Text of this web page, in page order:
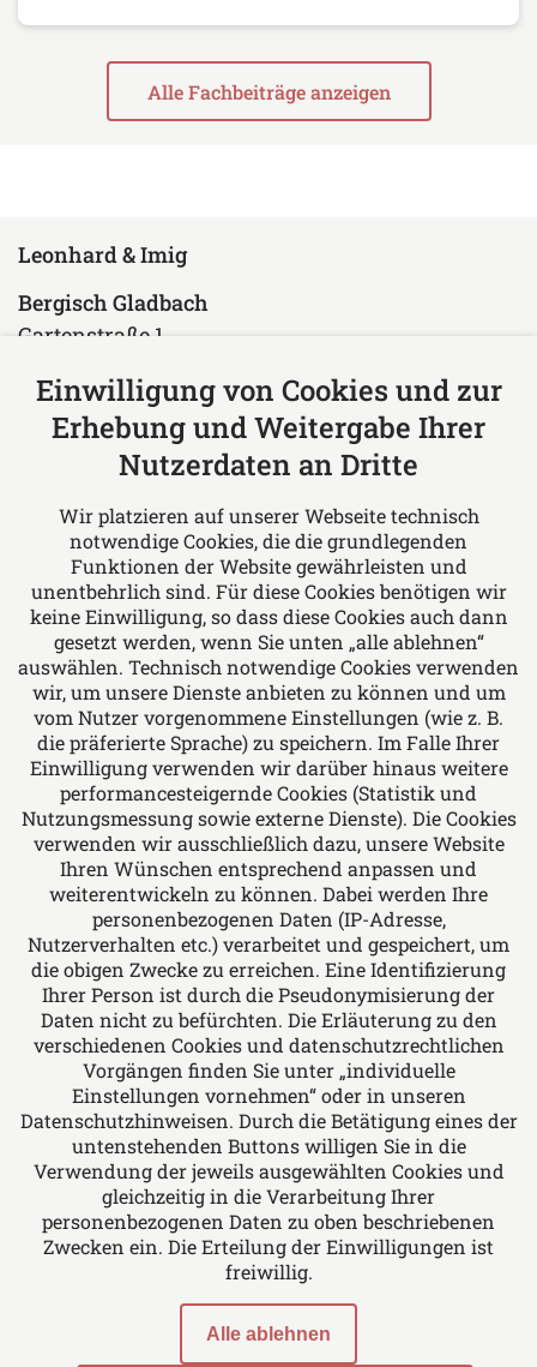
Alle Fachbeiträge anzeigen
Leonhard & Imig
Bergisch Gladbach
Gartenstraße 1
Deutschland
Tel: +49 2204 97610
Fax: +49 2204 976150
Über uns
Leonhard & Imig Rechtsanwälte - Wir bieten
Rechtsberatung in allen Fragen des Arbeits-
und Sozialrechts, Familien- und Erbrechts,
Miet- und Wohnungseigentumsrechts, Bau-
und Architektenrechts, allgemeinen Vertrags-
und Forderungsrechts, Verkehrsrechts und
Medizinrechts.
Folgen Sie uns auf
Das europäische Kanzlei-Netzwerk
Einwilligung von Cookies und zur
Erhebung und Weitergabe Ihrer
Nutzerdaten an Dritte
Wir platzieren auf unserer Webseite technisch
notwendige Cookies, die die grundlegenden
Funktionen der Website gewährleisten und
unentbehrlich sind. Für diese Cookies benötigen wir
keine Einwilligung, so dass diese Cookies auch dann
gesetzt werden, wenn Sie unten „alle ablehnen“
auswählen. Technisch notwendige Cookies verwenden
wir, um unsere Dienste anbieten zu können und um
vom Nutzer vorgenommene Einstellungen (wie z. B.
die präferierte Sprache) zu speichern. Im Falle Ihrer
Einwilligung verwenden wir darüber hinaus weitere
performancesteigernde Cookies (Statistik und
Nutzungsmessung sowie externe Dienste). Die Cookies
verwenden wir ausschließlich dazu, unsere Website
Ihren Wünschen entsprechend anpassen und
weiterentwickeln zu können. Dabei werden Ihre
personenbezogenen Daten (IP-Adresse,
Nutzerverhalten etc.) verarbeitet und gespeichert, um
die obigen Zwecke zu erreichen. Eine Identifizierung
Ihrer Person ist durch die Pseudonymisierung der
Daten nicht zu befürchten. Die Erläuterung zu den
verschiedenen Cookies und datenschutzrechtlichen
Vorgängen finden Sie unter „individuelle
Einstellungen vornehmen“ oder in unseren
Datenschutzhinweisen. Durch die Betätigung eines der
untenstehenden Buttons willigen Sie in die
Verwendung der jeweils ausgewählten Cookies und
gleichzeitig in die Verarbeitung Ihrer
personenbezogenen Daten zu oben beschriebenen
Zwecken ein. Die Erteilung der Einwilligungen ist
freiwillig.
Alle ablehnen